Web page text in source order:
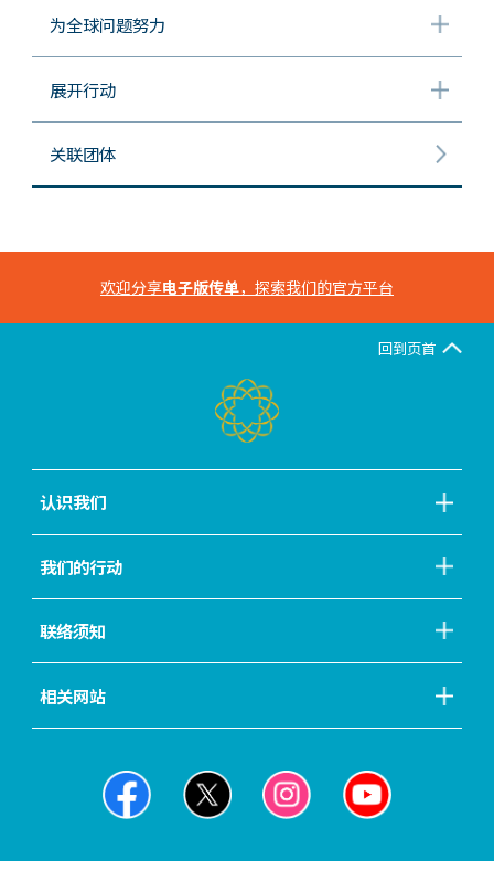
为全球问题努力
展开行动
关联团体
欢迎分享电子版传单，探索我们的官方平台
回到页首
认识我们
我们的行动
联络须知
相关网站